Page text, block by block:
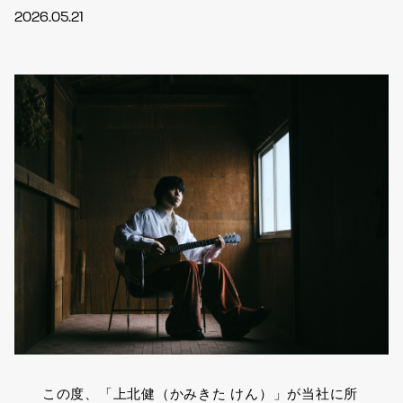
2026.05.21
この度、「上北健（かみきた けん）」が当社に所